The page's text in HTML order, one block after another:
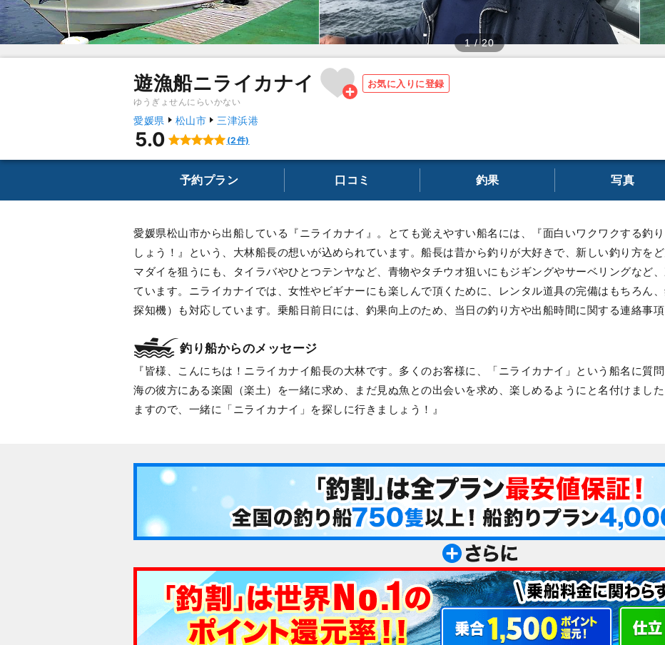
1/20
遊漁船ニライカナイ
ゆうぎょせんにらいかない
お気に入りに登録
愛媛県 松山市 三津浜港
5.0 (2件)
予約プラン 口コミ 釣果 写真
愛媛県松山市から出船している『ニライカナイ』。とても覚えやすい船名には、『面白いワクワクする釣
しょう！』という、大林船長の想いが込められています。船長は昔から釣りが大好きで、新しい釣り方を
マダイを狙うにも、タイラバやひとつテンヤなど、青物やタチウオ狙いにもジギングやサーベリングなど
ています。ニライカナイでは、女性やビギナーにも楽しんで頂くために、レンタル道具の完備はもちろん
探知機）も対応しています。乗船日前日には、釣果向上のため、当日の釣り方や出船時間に関する連絡事項
釣り船からのメッセージ
皆様、こんにちは！ニライカナイ船長の大林です。多くのお客様に、「ニライカナイ」という船名に質
海の彼方にある楽園（楽土）を一緒に求め、まだ見ぬ魚との出会いを求め、楽しめるようにと名付けまし
ますので、一緒に「ニライカナイ」を探しに行きましょう！